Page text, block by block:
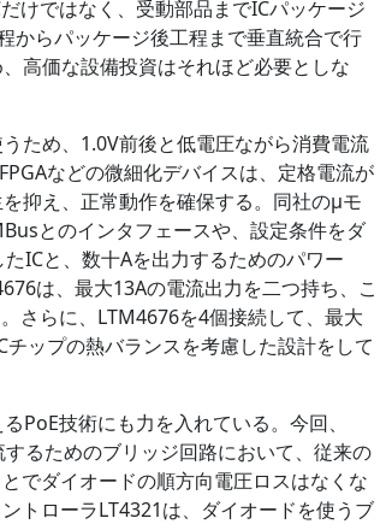
けではなく、受動部品までICパッケージ
からパッケージ後工程まで垂直統合で行
高価な設備投資はそれほど必要としな
ため、1.0V前後と低電圧ながら消費電流
などの微細化デバイスは、定格電流が
抑え、正常動作を確保する。同社のµモ
とのインタフェースや、設定条件をダ
ICと、数十Aを出力するためのパワー
は、最大13Aの電流出力を二つ持ち、こ
さらに、LTM4676を4個接続して、最大
ップの熱バランスを考慮した設計をして
技術にも力を入れている。今回、
るためのブリッジ回路において、従来の
でダイオードの順方向電圧ロスはなくな
トローラLT4321は、ダイオードを使うブ